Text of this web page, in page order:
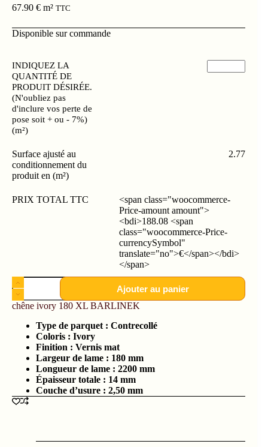
67.90 € m² TTC
Disponible sur commande
INDIQUEZ LA
QUANTITÉ DE
PRODUIT DÉSIRÉE.
(N'oubliez pas
d'inclure vos perte de
pose soit + ou - 7%)
(m²)
Surface ajusté au
conditionnement du
produit en (m²)
2.77
PRIX TOTAL TTC
<span class="woocommerce-
Price-amount amount">
<bdi>188.08 <span
class="woocommerce-Price-
currencySymbol"
translate="no">€</span></bdi>
</span>
Ajouter au panier
chêne ivory 180 XL BARLINEK
Type de parquet : Contrecollé
Coloris : Ivory
Finition : Vernis mat
Largeur de lame : 180 mm
Longueur de lame : 2200 mm
Épaisseur totale : 14 mm
Couche d’usure : 2,50 mm